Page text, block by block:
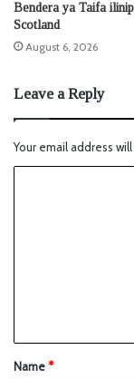
Bendera ya Taifa
Scotland
August 6, 2026
Leave a Reply
Your email address
Name*